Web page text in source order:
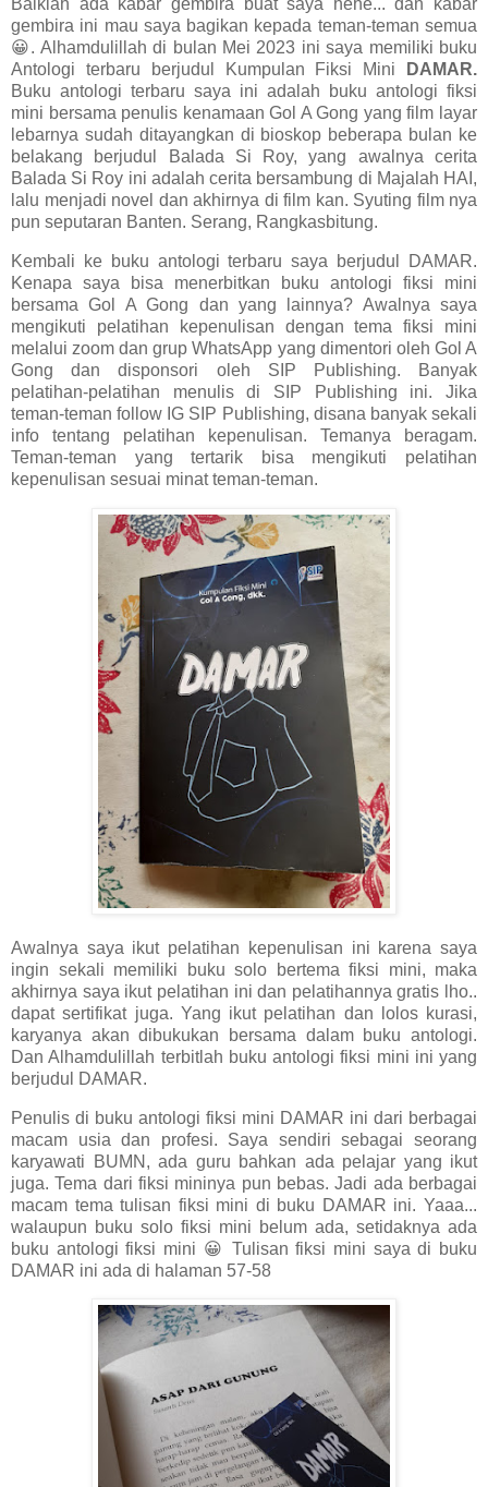
Baiklah ada kabar gembira buat saya hehe... dan kabar
gembira ini mau saya bagikan kepada teman-teman semua
😀. Alhamdulillah di bulan Mei 2023 ini saya memiliki buku
Antologi terbaru berjudul Kumpulan Fiksi Mini
DAMAR.
Buku antologi terbaru saya ini adalah buku antologi fiksi
mini bersama penulis kenamaan Gol A Gong yang film layar
lebarnya sudah ditayangkan di bioskop beberapa bulan ke
belakang berjudul Balada Si Roy, yang awalnya cerita
Balada Si Roy ini adalah cerita bersambung di Majalah HAI,
lalu menjadi novel dan akhirnya di film kan. Syuting film nya
pun seputaran Banten. Serang, Rangkasbitung.
Kembali ke buku antologi terbaru saya berjudul DAMAR.
Kenapa saya bisa menerbitkan buku antologi fiksi mini
bersama Gol A Gong dan yang lainnya? Awalnya saya
mengikuti pelatihan kepenulisan dengan tema fiksi mini
melalui zoom dan grup WhatsApp yang dimentori oleh Gol A
Gong dan disponsori oleh SIP Publishing. Banyak
pelatihan-pelatihan menulis di SIP Publishing ini. Jika
teman-teman follow IG SIP Publishing, disana banyak sekali
info tentang pelatihan kepenulisan. Temanya beragam.
Teman-teman yang tertarik bisa mengikuti pelatihan
kepenulisan sesuai minat teman-teman.
Awalnya saya ikut pelatihan kepenulisan ini karena saya
ingin sekali memiliki buku solo bertema fiksi mini, maka
akhirnya saya ikut pelatihan ini dan pelatihannya gratis lho..
dapat sertifikat juga. Yang ikut pelatihan dan lolos kurasi,
karyanya akan dibukukan bersama dalam buku antologi.
Dan Alhamdulillah terbitlah buku antologi fiksi mini ini yang
berjudul DAMAR.
Penulis di buku antologi fiksi mini DAMAR ini dari berbagai
macam usia dan profesi. Saya sendiri sebagai seorang
karyawati BUMN, ada guru bahkan ada pelajar yang ikut
juga. Tema dari fiksi mininya pun bebas. Jadi ada berbagai
macam tema tulisan fiksi mini di buku DAMAR ini. Yaaa...
walaupun buku solo fiksi mini belum ada, setidaknya ada
buku antologi fiksi mini 😀 Tulisan fiksi mini saya di buku
DAMAR ini ada di halaman 57-58